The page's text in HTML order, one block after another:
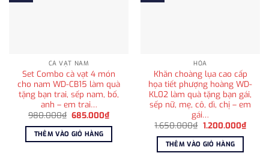
CÀ VẠT NAM
Set Combo cà vạt 4 món
cho nam WD-CB15 làm quà
tặng bạn trai, sếp nam, bố,
anh – em trai…
980.000₫ Giá
là:
980.000₫.
685.000₫Giá
hiện
tại
685.000₫.
THÊM VÀO GIỎ HÀNG
HỎA
Khăn choàng lụa cao cấp
họa tiết phượng hoàng WD-
KL02 làm quà tặng bạn gái,
sếp nữ, mẹ, cô, dì, chị – em
gái…
1.650.000₫ Giá
là:
1.650.000₫.
1.200.000₫Giá
hiện
THÊM VÀO GIỎ HÀNG